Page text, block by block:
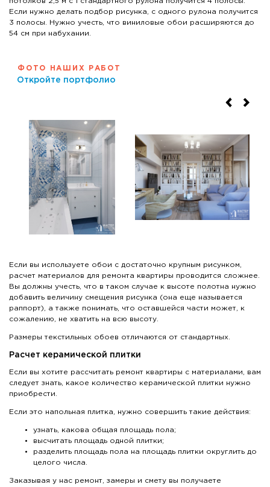
Если нужно делать подбор рисунка, с одного рулона получится
3 полосы. Нужно учесть, что виниловые обои расширяются до
54 см при набухании.
ФОТО НАШИХ РАБОТ
Откройте портфолио
Если вы используете обои с достаточно крупным рисунком,
расчет материалов для ремонта квартиры проводится сложнее.
Вы должны учесть, что в таком случае к высоте полотна нужно
добавить величину смещения рисунка (она еще называется
раппорт), а также понимать, что оставшейся части может, к
сожалению, не хватить на всю высоту.
Размеры текстильных обоев отличаются от стандартных.
Расчет керамической плитки
Если вы хотите рассчитать ремонт квартиры с материалами, вам
следует знать, какое количество керамической плитки нужно
приобрести.
Если это напольная плитка, нужно совершить такие действия:
узнать, какова общая площадь пола;
высчитать площадь одной плитки;
разделить площадь пола на площадь плитки округлить до
целого числа.
Заказывая у нас ремонт, замеры и смету вы получаете